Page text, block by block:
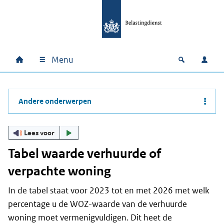
Hoofdnavigatie
Home Menu Open
Andere onderwerpen
Lees voor
Tabel waarde verhuurde of
verpachte woning
In de tabel staat voor 2023 tot en met 2026 met welk
percentage u de WOZ-waarde van de verhuurde
woning moet vermenigvuldigen. Dit heet de